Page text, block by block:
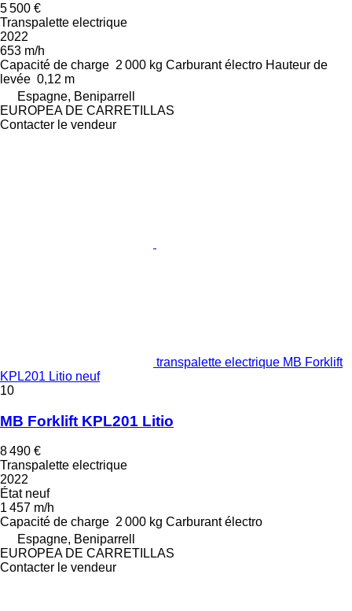
5 500 €
Transpalette electrique
2022
653 m/h
Capacité de charge 2 000 kg Carburant électro Hauteur de
levée 0,12 m
Espagne, Beniparrell
EUROPEA DE CARRETILLAS
Contacter le vendeur
transpalette electrique MB Forklift
KPL201 Litio neuf
10
MB Forklift KPL201 Litio
8 490 €
Transpalette electrique
2022
Étatneuf
1 457 m/h
Capacité de charge 2 000 kg Carburant électro
Espagne, Beniparrell
EUROPEA DE CARRETILLAS
Contacter le vendeur